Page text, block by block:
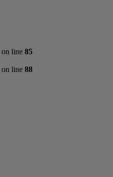
on line 85
on line 88